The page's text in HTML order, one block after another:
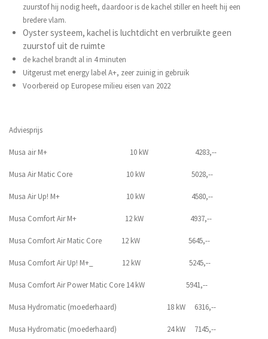
zuurstof hij nodig heeft, daardoor is de kachel stiller en heeft hij een
bredere vlam.
Oyster systeem, kachel is luchtdicht en verbruikte geen
zuurstof uit de ruimte
de kachel brandt al in 4 minuten
Uitgerust met energy label A+, zeer zuinig in gebruik
Voorbereid op Europese milieu eisen van 2022
Adviesprijs
Musa air M+ 10 kW 4283,--
Musa Air Matic Core 10 kW 5028,--
Musa Air Up! M+ 10 kW 4580,--
Musa Comfort Air M+ 12 kW 4937,--
Musa Comfort Air Matic Core 12 kW 5645,--
Musa Comfort Air Up! M+_ 12 kW 5245,--
Musa Comfort Air Power Matic Core 14 kW 5941,--
Musa Hydromatic (moederhaard) 18 kW 6316,--
Musa Hydromatic (moederhaard) 24 kW 7145,--